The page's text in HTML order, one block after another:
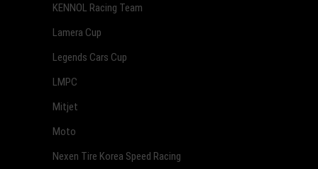
KENNOL Racing Team
Lamera Cup
Legends Cars Cup
LMPC
Mitjet
Moto
Nexen Tire Korea Speed Racing